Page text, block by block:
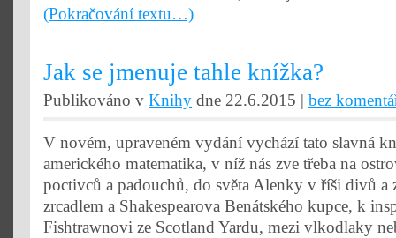
(Pokračování textu…)
Jak se jmenuje tahle knížka?
Publikováno v Knihy dne 22.6.2015 | bez
V novém, upraveném vydání vychází tato slavná
amerického matematika, v níž nás zve třeba na
poctivců a padouchů, do světa Alenky v říši divů a
zrcadlem a Shakespearova Benátského kupce, k
Fishtrawnovi ze Scotland Yardu, mezi vlkodlaky